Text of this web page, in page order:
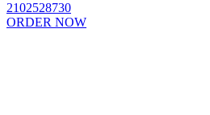
2102528730
ORDER NOW